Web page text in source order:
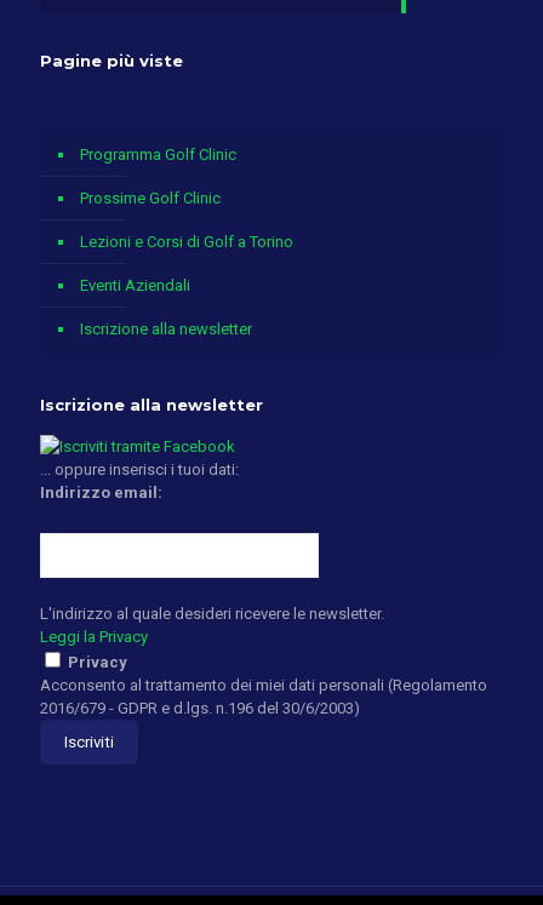
Pagine più viste
Programma Golf Clinic
Prossime Golf Clinic
Lezioni e Corsi di Golf a Torino
Eventi Aziendali
Iscrizione alla newsletter
Iscrizione alla newsletter
... oppure inserisci i tuoi dati:
Indirizzo email:
L'indirizzo al quale desideri ricevere le newsletter.
Leggi la Privacy
Privacy
Acconsento al trattamento dei miei dati personali (Regolamento
2016/679 - GDPR e d.lgs. n.196 del 30/6/2003)